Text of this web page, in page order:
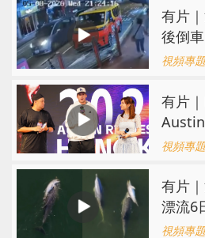
有片
後倒
司機
視頻專題
有片
頓與
視頻專題
有片
漂流6
極度
視頻專題